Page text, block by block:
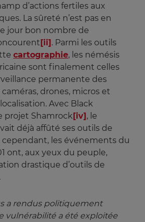
d’actions fertiles aux
La sûreté n’est pas en
jour bon nombre de
[ii]. Parmi les outils
cartographie, les némésis
sont finalement celles
permanente des
drones, micros et
Avec Black
projet Shamrock[iv], le
déjà affûté ses outils de
les événements du
ont, aux yeux du peuple,
drastique d’outils de
a rendus politiquement
vulnérabilité a été exploitée